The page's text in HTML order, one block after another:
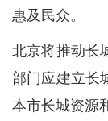
惠及民众。
北京将推动长
部门应建立长
本市长城资源